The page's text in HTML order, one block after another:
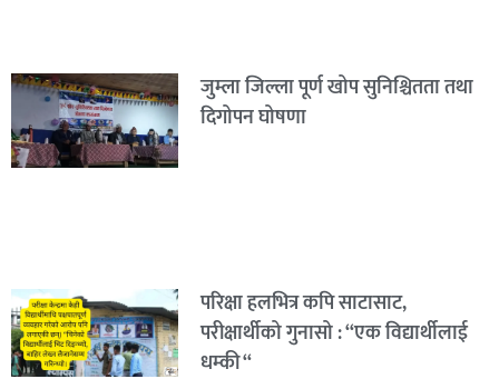
जुम्ला जिल्ला पूर्ण खोप सुनिश्चितता तथा
दिगोपन घोषणा
परिक्षा हलभित्र कपि साटासाट,
परीक्षार्थीको गुनासो : “एक विद्यार्थीलाई
धम्की “